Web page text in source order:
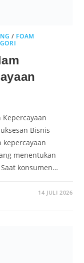
/ FOAM
Bisnis
kepercayaan
menentukan
konsumen…
14 JULI 2026